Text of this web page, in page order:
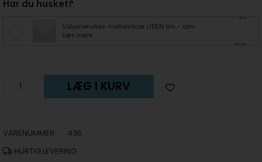
Har du husket?
Volumenvlies mellemfoer UDEN lim - alm
Læs mere
+ 60
DKK
LÆG I KURV
VARENUMMER:
436
HURTIG LEVERING